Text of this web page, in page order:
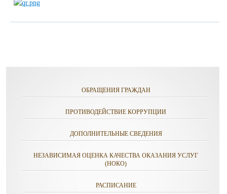
ОБРАЩЕНИЯ ГРАЖДАН
ПРОТИВОДЕЙСТВИЕ КОРРУПЦИИ
ДОПОЛНИТЕЛЬНЫЕ СВЕДЕНИЯ
НЕЗАВИСИМАЯ ОЦЕНКА КАЧЕСТВА ОКАЗАНИЯ УСЛУГ
(НОКО)
РАСПИСАНИЕ